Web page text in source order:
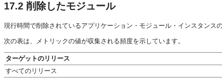
17.2 削除したモジュール
現行時間で削除されているアプリケーション・モジュール・インスタンス
次の表は、メトリックの値が収集される頻度を示しています。
ターゲットのリリース
すべてのリリース